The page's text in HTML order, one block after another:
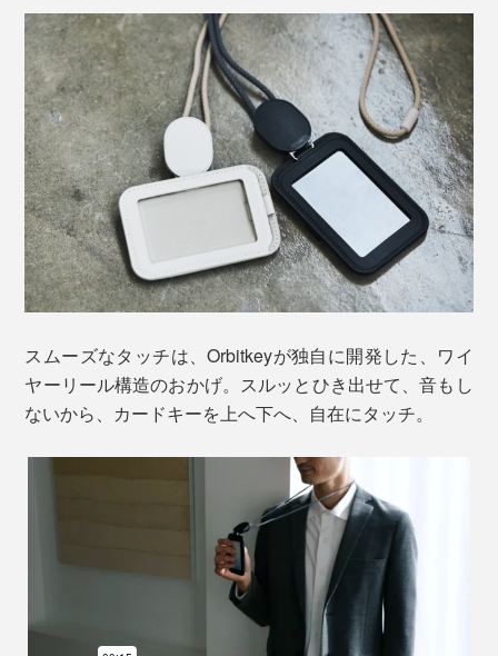
スムーズなタッチは、Orbitkeyが独自に開発した、ワイ
ヤーリール構造のおかげ。スルッとひき出せて、音もし
ないから、カードキーを上へ下へ、自在にタッチ。